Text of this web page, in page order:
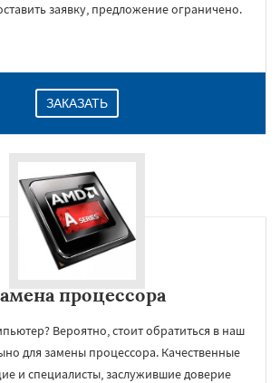
заявку, предложение ограничено.
ЗАКАЗАТЬ
процессора
Вероятно, стоит обратиться в наш
для замены процессора. Качественные
и специалисты, заслужившие доверие